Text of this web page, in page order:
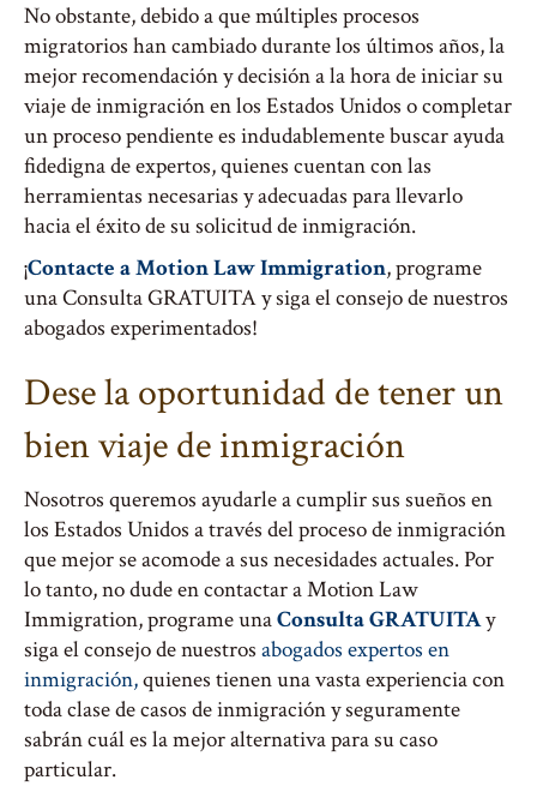
No obstante, debido a que múltiples procesos
migratorios han cambiado durante los últimos años, la
mejor recomendación y decisión a la hora de iniciar su
viaje de inmigración en los Estados Unidos o completar
un proceso pendiente es indudablemente buscar ayuda
fidedigna de expertos, quienes cuentan con las
herramientas necesarias y adecuadas para llevarlo
hacia el éxito de su solicitud de inmigración.
¡Contacte a Motion Law Immigration, programe
una Consulta GRATUITA y siga el consejo de nuestros
abogados experimentados!
Dese la oportunidad de tener un
bien viaje de inmigración
Nosotros queremos ayudarle a cumplir sus sueños en
los Estados Unidos a través del proceso de inmigración
que mejor se acomode a sus necesidades actuales. Por
lo tanto, no dude en contactar a Motion Law
Immigration, programe unaConsulta GRATUITAy
siga el consejo de nuestros abogados expertos en
inmigración,quienes tienen una vasta experiencia con
toda clase de casos de inmigración y seguramente
sabrán cuál es la mejor alternativa para su caso
particular.